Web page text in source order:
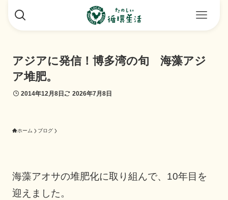
アジアに発信！博多湾の旬 海藻アジ
ア堆肥。
2014年12月8日 2026年7月8日
ホーム ブログ
海藻アオサの堆肥化に取り組んで、10年目を
迎えました。